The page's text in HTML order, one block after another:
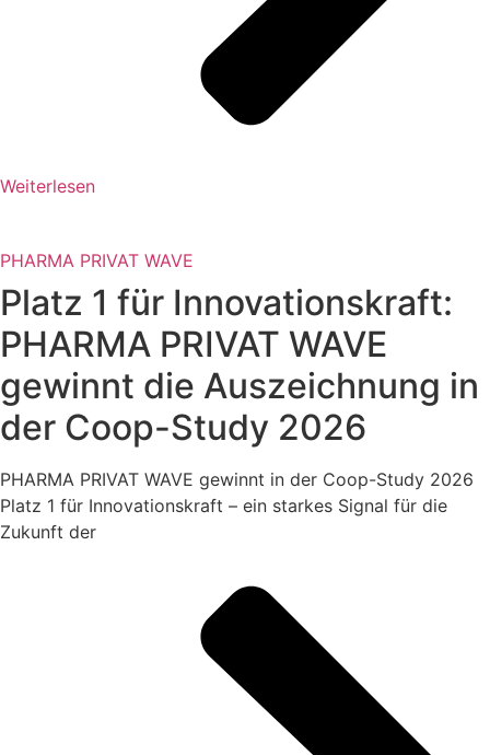
Weiterlesen
PHARMA PRIVAT WAVE
Platz 1 für Innovationskraft:
PHARMA PRIVAT WAVE
gewinnt die Auszeichnung in
der Coop-Study 2026
PHARMA PRIVAT WAVE gewinnt in der Coop-Study 2026
Platz 1 für Innovationskraft – ein starkes Signal für die
Zukunft der